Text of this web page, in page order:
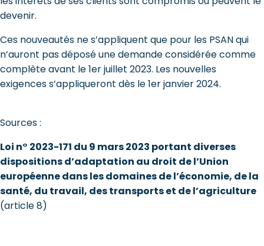
devenir.
Ces nouveautés ne s’appliquent que pour les PSAN qui
n’auront pas déposé une demande considérée comme
complète avant le 1er juillet 2023. Les nouvelles
exigences s’appliqueront dès le 1er janvier 2024.
Sources :
Loi n° 2023-171 du 9 mars 2023 portant diverses
dispositions d’adaptation au droit de l’Union
européenne dans les domaines de l’économie, de la
santé, du travail, des transports et de l’agriculture
(article 8)